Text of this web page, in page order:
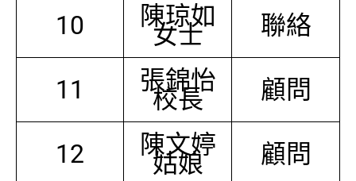
10 陳琼如
女士 聯絡
11 張錦怡
校長 顧問
12 陳文婷
姑娘 顧問